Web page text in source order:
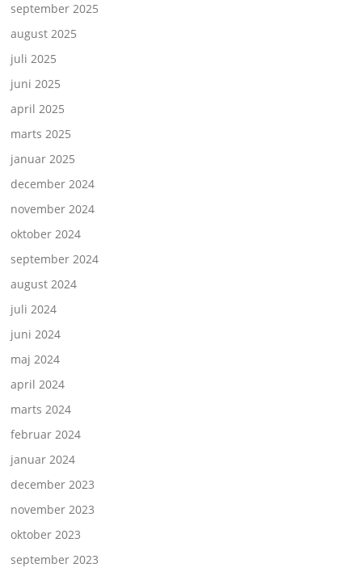
september 2025
august 2025
juli 2025
juni 2025
april 2025
marts 2025
januar 2025
december 2024
november 2024
oktober 2024
september 2024
august 2024
juli 2024
juni 2024
maj 2024
april 2024
marts 2024
februar 2024
januar 2024
december 2023
november 2023
oktober 2023
september 2023